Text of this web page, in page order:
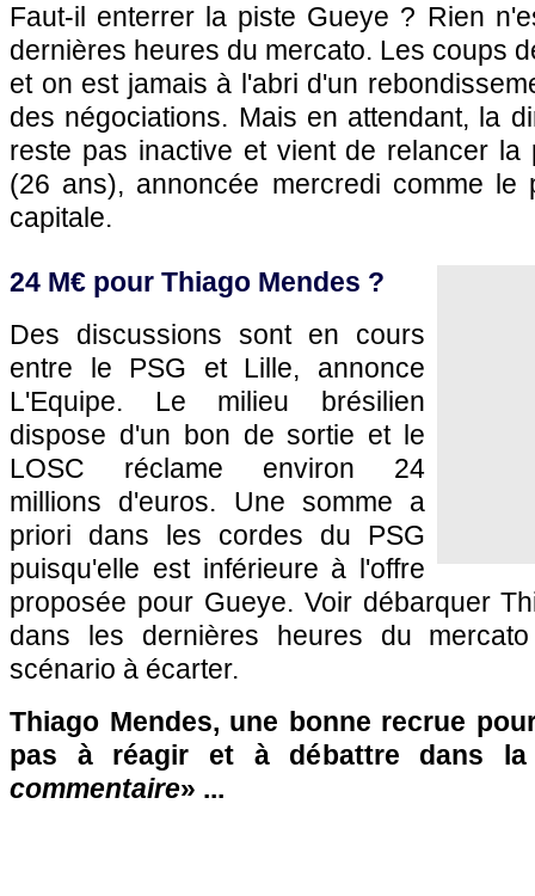
Faut-il enterrer la piste Gueye ? Rien
dernières heures du mercato. Les coups
et on est jamais à l'abri d'un
des négociations. Mais en attendant, la
reste pas inactive et vient de relancer la
(26 ans), annoncée mercredi comme
capitale.
24 M€ pour Thiago Mendes ?
Des discussions sont en cours
entre le PSG et Lille, annonce
L'Equipe. Le milieu brésilien
dispose d'un bon de sortie et le
LOSC réclame environ 24
millions d'euros. Une somme a
priori dans les cordes du PSG
puisqu'elle est inférieure à l'offre
proposée pour Gueye. Voir débarquer
dans les dernières heures du
scénario à écarter.
Thiago Mendes, une bonne recrue
pas à réagir et à débattre dans
commentaire» ...